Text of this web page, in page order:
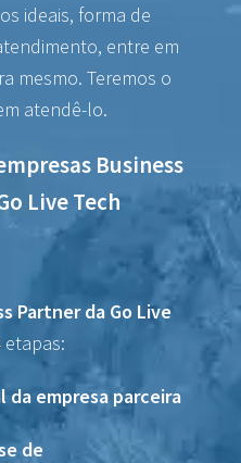
ideais, forma de
entre em
mesmo. Teremos o
atendê-lo.
Business
Live Tech
Partner da Go Live
da empresa parceira
de